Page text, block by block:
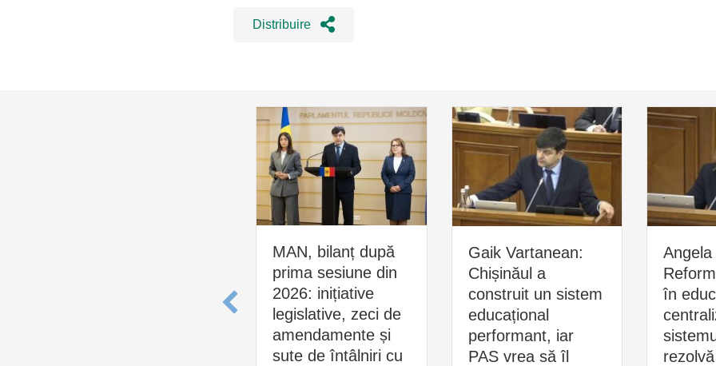
Distribuire
MAN, bilanț după
prima sesiune din
2026: inițiative
legislative, zeci de
amendamente și
sute de întâlniri cu
Gaik Vartanean:
Chișinăul a
construit un sistem
educațional
performant, iar
PAS vrea să îl
în